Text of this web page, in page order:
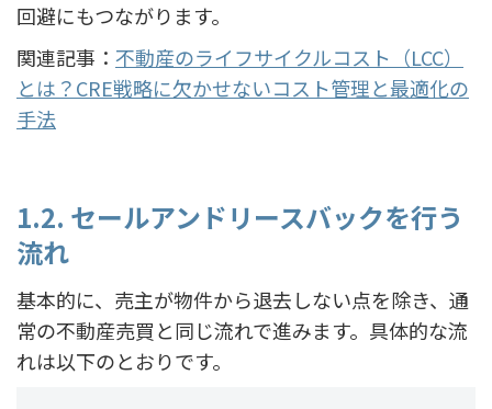
回避にもつながります。
関連記事： 不動産のライフサイクルコスト（LCC）
とは？CRE戦略に欠かせないコスト管理と最適化の
手法
1.2. セールアンドリースバックを行う
流れ
基本的に、売主が物件から退去しない点を除き、通
常の不動産売買と同じ流れで進みます。具体的な流
れは以下のとおりです。